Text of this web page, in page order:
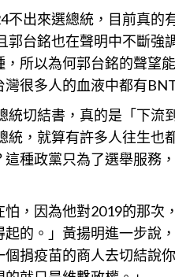
不出來選總統，目前真
郭台銘也在聲明中不斷強
所以為何郭台銘的聲望
很多人的血液中都有
統切結書，真的是「下流
，就算有許多人往生也
種政黨只為了選舉服務
，因為他對2019的那次
的。」黃揚明進一步說，
捐疫苗的商人去切結說